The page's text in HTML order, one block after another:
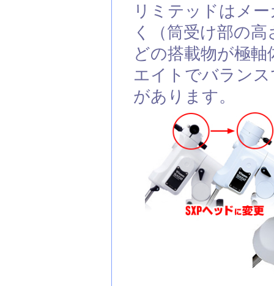
リミテッドはメ
く（筒受け部の
どの搭載物が極
エイトでバラン
があります。